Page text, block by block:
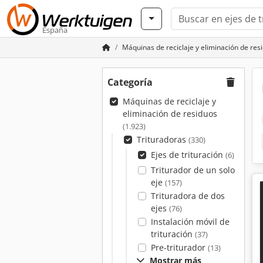
España
Máquinas de reciclaje y eliminación de
Categoría
Máquinas de reciclaje y
eliminación de residuos
(1.923)
Trituradoras (330)
Ejes de trituración (6)
Triturador de un solo
eje (157)
Trituradora de dos
ejes (76)
Instalación móvil de
trituración (37)
Pre-triturador (13)
Mostrar más